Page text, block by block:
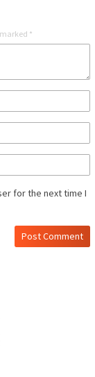
*
for the next time I